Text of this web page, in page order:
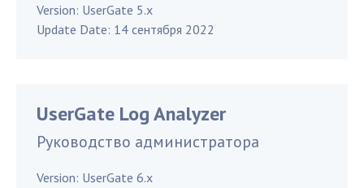
Version: UserGate 5.x
Update Date: 14 сентября 2022
UserGate Log Analyzer
Руководство администратора
Version: UserGate 6.x